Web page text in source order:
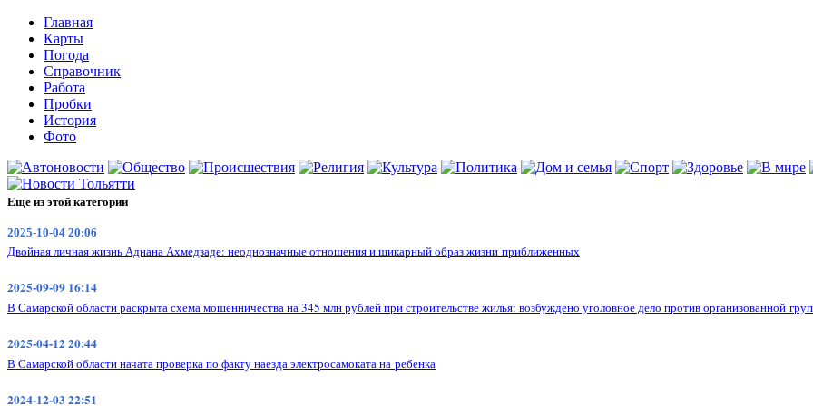
Главная
Карты
Погода
Справочник
Работа
Пробки
История
Фото
Еще из этой категории
2025-10-04 20:06
Двойная личная жизнь Аднана Ахмедзаде: неоднозначные отношения и шикарный образ жизни приближенных
2025-09-09 16:14
В Самарской области раскрыта схема мошенничества на 345 млн рублей при строительстве жилья: возбуждено уголовное дело против организованной
2025-04-12 20:44
В Самарской области начата проверка по факту наезда электросамоката на ребенка
2024-12-03 22:51